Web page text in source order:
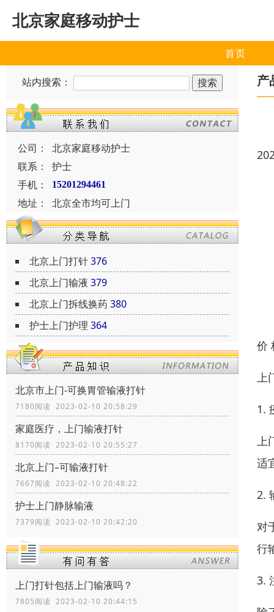
北京家庭移动护士
首页
站内搜索：
公司：
北京家庭移动护士
联系：
护士
手机：
15201294461
地址： 北京全市均可上门
北京上门打针376
北京上门输液 379
北京上门拆线换药380
护士上门护理 364
北京市上门-可换胃管输液打针
7180阅读 2023-02-10 20:58:29
家庭医疗，上门输液打针
8170阅读 2023-02-10 20:55:27
北京上门–可输液打针
7667阅读 2023-02-10 20:48:22
护士上门静脉输液
7379阅读 2023-02-10 20:42:20
上门打针包括上门输液吗？
7805阅读 2023-02-10 20:44:15
产
价
上
1.
上
适
2.
对
行
3.